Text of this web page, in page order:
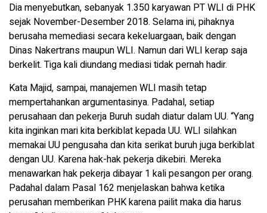
Dia menyebutkan, sebanyak 1.350 karyawan PT WLI di PHK
sejak November-Desember 2018. Selama ini, pihaknya
berusaha memediasi secara kekeluargaan, baik dengan
Dinas Nakertrans maupun WLI. Namun dari WLI kerap saja
berkelit. Tiga kali diundang mediasi tidak pernah hadir.
Kata Majid, sampai, manajemen WLI masih tetap
mempertahankan argumentasinya. Padahal, setiap
perusahaan dan pekerja Buruh sudah diatur dalam UU. “Yang
kita inginkan mari kita berkiblat kepada UU. WLI silahkan
memakai UU pengusaha dan kita serikat buruh juga berkiblat
dengan UU. Karena hak-hak pekerja dikebiri. Mereka
menawarkan hak pekerja dibayar 1 kali pesangon per orang.
Padahal dalam Pasal 162 menjelaskan bahwa ketika
perusahan memberikan PHK karena pailit maka dia harus